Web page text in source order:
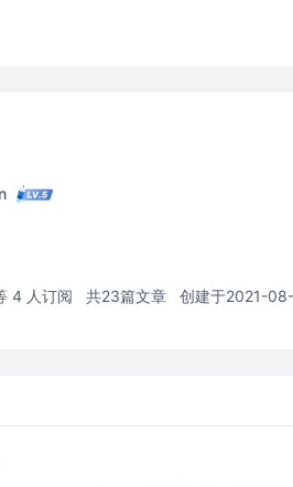
4 人订阅 共23篇文章 创建于2021-